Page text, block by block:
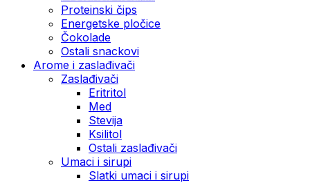
Proteinski čips
Energetske pločice
Čokolade
Ostali snackovi
Arome i zaslađivači
Zaslađivači
Eritritol
Med
Stevija
Ksilitol
Ostali zaslađivači
Umaci i sirupi
Slatki umaci i sirupi